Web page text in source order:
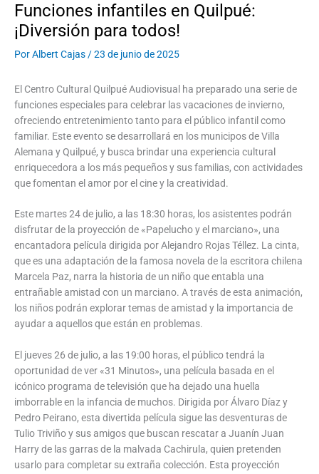
Funciones infantiles en Quilpué:
¡Diversión para todos!
PorAlbert Cajas/23 de junio de 2025
El Centro Cultural Quilpué Audiovisual ha preparado una serie de
funciones especiales para celebrar las vacaciones de invierno,
ofreciendo entretenimiento tanto para el público infantil como
familiar. Este evento se desarrollará en los municipos de Villa
Alemana y Quilpué, y busca brindar una experiencia cultural
enriquecedora a los más pequeños y sus familias, con actividades
que fomentan el amor por el cine y la creatividad.
Este martes 24 de julio, a las 18:30 horas, los asistentes podrán
disfrutar de la proyección de «Papelucho y el marciano», una
encantadora película dirigida por Alejandro Rojas Téllez. La cinta,
que es una adaptación de la famosa novela de la escritora chilena
Marcela Paz, narra la historia de un niño que entabla una
entrañable amistad con un marciano. A través de esta animación,
los niños podrán explorar temas de amistad y la importancia de
ayudar a aquellos que están en problemas.
El jueves 26 de julio, a las 19:00 horas, el público tendrá la
oportunidad de ver «31 Minutos», una película basada en el
icónico programa de televisión que ha dejado una huella
imborrable en la infancia de muchos. Dirigida por Álvaro Díaz y
Pedro Peirano, esta divertida película sigue las desventuras de
Tulio Triviño y sus amigos que buscan rescatar a Juanín Juan
Harry de las garras de la malvada Cachirula, quien pretenden
usarlo para completar su extraña colección. Esta proyección